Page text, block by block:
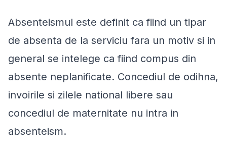
Absenteismul este definit ca fiind un tipar
de absenta de la serviciu fara un motiv si in
general se intelege ca fiind compus din
absente neplanificate. Concediul de odihna,
invoirile si zilele national libere sau
concediul de maternitate nu intra in
absenteism.